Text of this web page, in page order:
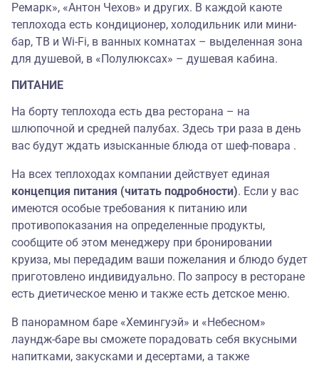
Ремарк», «Антон Чехов» и других. В каждой каюте
теплохода есть кондиционер, холодильник или мини-
бар, ТВ и Wi-Fi, в ванных комнатах – выделенная зона
для душевой, в «Полулюксах» – душевая кабина.
ПИТАНИЕ
На борту теплохода есть два ресторана – на
шлюпочной и средней палубах. Здесь три раза в день
вас будут ждать изысканные блюда от шеф-повара .
На всех теплоходах компании действует единая
концепция питания (читать подробности). Если у вас
имеются особые требования к питанию или
противопоказания на определенные продукты,
сообщите об этом менеджеру при бронировании
круиза, мы передадим ваши пожелания и блюдо будет
приготовлено индивидуально. По запросу в ресторане
есть диетическое меню и также есть детское меню.
В панорамном баре «Хемингуэй» и «Небесном»
лаундж-баре вы сможете порадовать себя вкусными
напитками, закусками и десертами, а также